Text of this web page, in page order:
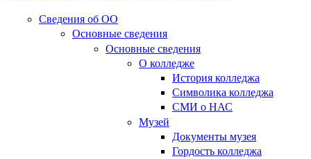
Сведения об ОО
Основные сведения
Основные сведения
О колледже
История колледжа
Символика колледжа
СМИ о НАС
Музей
Документы музея
Гордость колледжа